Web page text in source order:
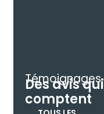
Témoignages
Des avis qui
comptent